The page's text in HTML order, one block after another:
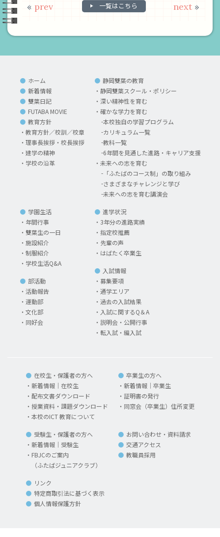
« prev 一覧はこちら next »
ホーム
新着情報
雙葉日記
FUTABA MOVIE
教育方針
教育方針／校訓／校章
理事長挨拶・校長挨拶
建学の精神
学校の沿革
静岡雙葉の教育
静岡雙葉スクール・ポリシー
深い精神性を育む
確かな学力を育む
本校独自の学習プログラム
カリキュラム一覧
教科一覧
6年間を見通した進路・キャリア支援
未来への志を育む
「ふたばのコース制」の取り組み
さまざまなチャレンジと学び
未来への志を育む講演会
学園生活
年間行事
雙葉生の一日
施設紹介
制服紹介
学校生活Q&A
部活動
活動報告
運動部
文化部
同好会
進学状況
3年分の進路実績
指定校推薦
先輩の声
はばたく卒業生
入試情報
募集要項
通学エリア
過去の入試結果
入試に関するQ＆A
説明会・公開行事
転入試・編入試
在校生・保護者の方へ
新着情報｜在校生
配布文書ダウンロード
授業資料・課題ダウンロード
本校のICT 教育について
卒業生の方へ
新着情報｜卒業生
証明書の発行
同窓会（卒業生）住所変更
受験生・保護者の方へ
新着情報｜受験生
FBJCのご案内
（ふたばジュニアクラブ）
お問い合わせ・資料請求
交通アクセス
教職員採用
リンク
特定商取引法に基づく表示
個人情報保護方針